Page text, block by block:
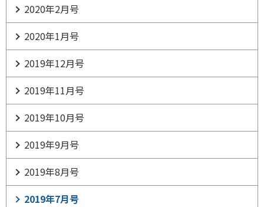
2020年2月号
2020年1月号
2019年12月号
2019年11月号
2019年10月号
2019年9月号
2019年8月号
2019年7月号